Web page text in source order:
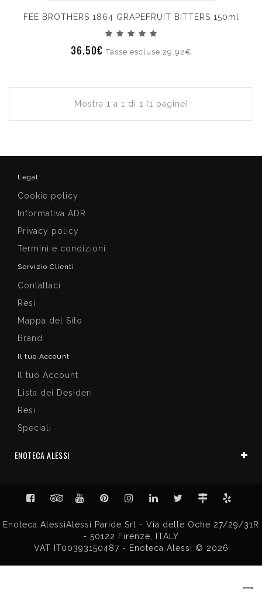
FEE BROTHERS 1864 GRAPEFRUIT BITTERS 150ml
36.50€Tasse escluse:29.92€
Mostra 1 a 1 di 1 (1 pagine)
Legal
Cookie policy
Informativa ADR
Privacy policy
Termini e condizioni
Servizio Clienti
Contattaci
Resi
Mappa del Sito
Brand
Il tuo Account
Il tuo Account
Lista dei Desideri
Resi
Speciali
ENOTECA ALESSI
Enoteca AlessiAlessi Paride Srl - Via delle Oche 27/29/31R
- 50122 Firenze, ITALY
VAT IT00393150487 - Enoteca Alessi © 2026